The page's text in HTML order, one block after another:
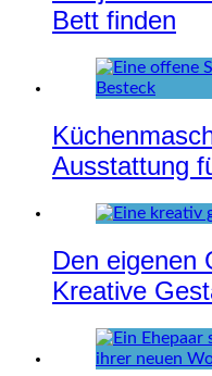
Bett finden
Ausstattung
Den eigenen
Kreative